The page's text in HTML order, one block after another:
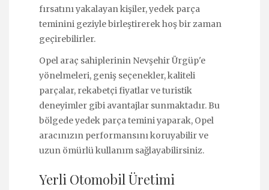
fırsatını yakalayan kişiler, yedek parça
teminini geziyle birleştirerek hoş bir zaman
geçirebilirler.
Opel araç sahiplerinin Nevşehir Ürgüp'e
yönelmeleri, geniş seçenekler, kaliteli
parçalar, rekabetçi fiyatlar ve turistik
deneyimler gibi avantajlar sunmaktadır. Bu
bölgede yedek parça temini yaparak, Opel
aracınızın performansını koruyabilir ve
uzun ömürlü kullanım sağlayabilirsiniz.
Yerli Otomobil Üretimi